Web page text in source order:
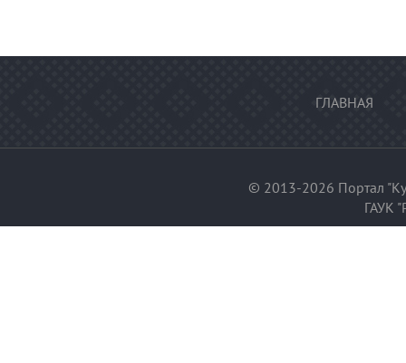
ГЛАВНАЯ
© 2013-2026 Портал
ГАУК